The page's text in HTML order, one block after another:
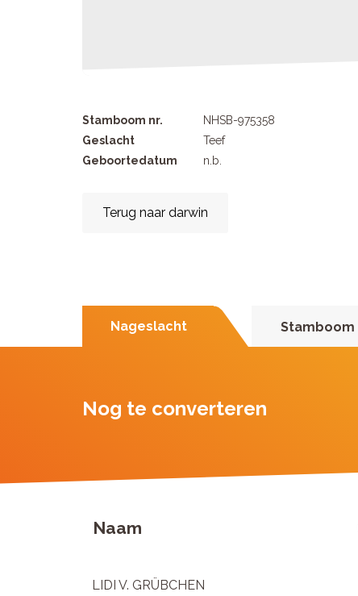
Stamboom nr.
NHSB-975358
Geslacht
Teef
Geboortedatum
n.b.
Terug naar darwin
Nageslacht Stamboom
Nog te converteren
Naam
LIDI V. GRÜBCHEN